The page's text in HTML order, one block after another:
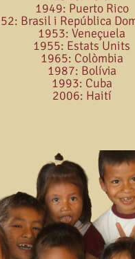
1949: Puerto Rico
Brasil i República
1953: Veneçuela
1955: Estats Units
1965: Colòmbia
1987: Bolívia
1993: Cuba
2006: Haití